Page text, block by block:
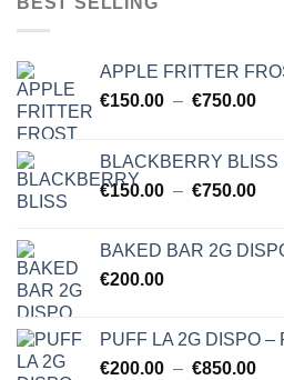
APPLE FRITTER
€150.00 – €750.00
à
BLACKBERRY BLISS
€150.00 – €750.00
BAKED BAR 2G
€200.00
PUFF LA 2G DISPO –
€200.00 – €850.00